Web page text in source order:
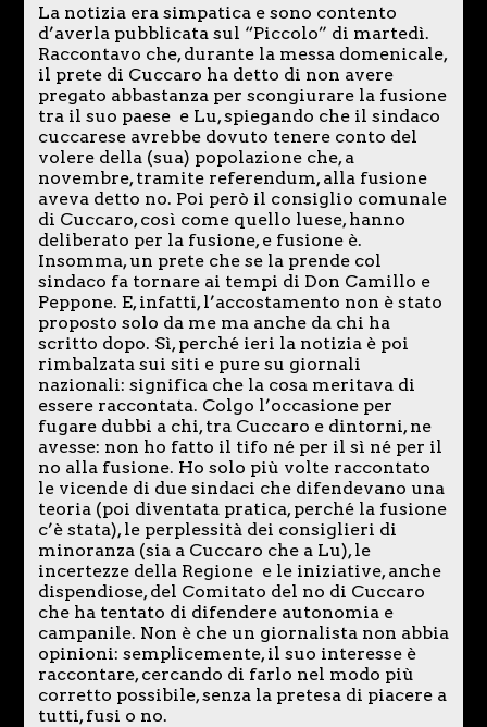
La notizia era simpatica e sono contento
d’averla pubblicata sul “Piccolo” di martedì.
Raccontavo che, durante la messa domenicale,
il prete di Cuccaro ha detto di non avere
pregato abbastanza per scongiurare la fusione
tra il suo paese e Lu, spiegando che il sindaco
cuccarese avrebbe dovuto tenere conto del
volere della (sua) popolazione che, a
novembre, tramite referendum, alla fusione
aveva detto no. Poi però il consiglio comunale
di Cuccaro, così come quello luese, hanno
deliberato per la fusione, e fusione è.
Insomma, un prete che se la prende col
sindaco fa tornare ai tempi di Don Camillo e
Peppone. E, infatti, l’accostamento non è stato
proposto solo da me ma anche da chi ha
scritto dopo. Sì, perché ieri la notizia è poi
rimbalzata sui siti e pure su giornali
nazionali: significa che la cosa meritava di
essere raccontata. Colgo l’occasione per
fugare dubbi a chi, tra Cuccaro e dintorni, ne
avesse: non ho fatto il tifo né per il sì né per il
no alla fusione. Ho solo più volte raccontato
le vicende di due sindaci che difendevano una
teoria (poi diventata pratica, perché la fusione
c’è stata), le perplessità dei consiglieri di
minoranza (sia a Cuccaro che a Lu), le
incertezze della Regione e le iniziative, anche
dispendiose, del Comitato del no di Cuccaro
che ha tentato di difendere autonomia e
campanile. Non è che un giornalista non abbia
opinioni: semplicemente, il suo interesse è
raccontare, cercando di farlo nel modo più
corretto possibile, senza la pretesa di piacere a
tutti, fusi o no.